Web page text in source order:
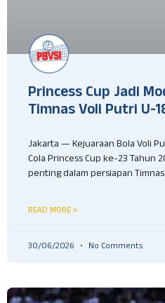
Princess Cup Jadi
Timnas Voli Putri U-
Jakarta — Kejuaraan Bola Voli
Cola Princess Cup ke-23 Tahun
penting dalam persiapan
READ MORE »
30/06/2026 No Comments